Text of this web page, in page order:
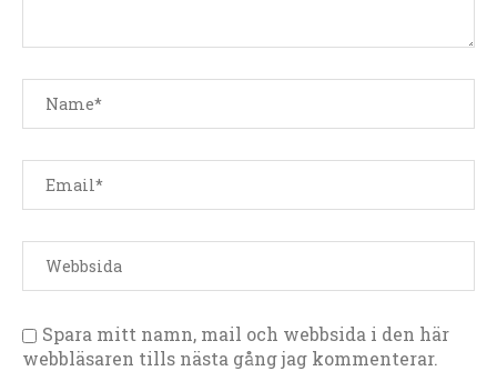
Spara mitt namn, mail och webbsida i den här
webbläsaren tills nästa gång jag kommenterar.